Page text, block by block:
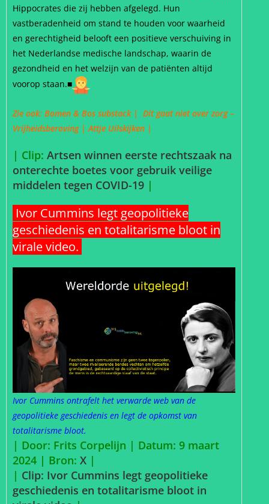
Hippocrates die zij hebben afgelegd. Hun
vastberadenheid om stand te houden voor waarheid
en gerechtigheid belooft een positieve verschuiving in
het Nederlandse medische landschap, waarin de
gezondheid en het welzijn van de patiënten altijd
voorop staan.■
Zie ook: Bomen & Bos substack| Dit gaat niet over zorg –
Vrijheidsberoving | Attje Uilskijken |
| Clip: Artsen winnen eerste rechtszaak na
onterechte boetes voor gebruik veilige
middelen tegen COVID-19 |
Ivor Cummins legt geopolitieke
geschiedenis en totalitarisme bloot in
virale video.
Ivor Cummins ontrafelt het verwarde web van de
geopolitieke geschiedenis en legt de opkomst van
totalitarisme bloot.
| Door: Frits Corpelijn | Datum: 9 maart
2024 | Bron: X |
| Clip: Ivor Cummins legt geopolitieke
geschiedenis en totalitarisme bloot in